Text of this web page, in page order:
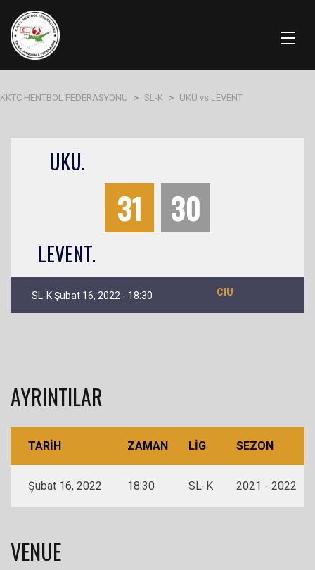
KKTC HENTBOL FEDERASYONU > SL-K > UKÜ vs LEVENT
UKÜ.
31 30
LEVENT.
SL-K Şubat 16, 2022 - 18:30 CIU
AYRINTILAR
TARIH ZAMAN LIG SEZON
Şubat 16, 2022 18:30 SL-K 2021 - 2022
VENUE